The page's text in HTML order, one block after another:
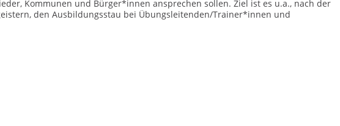
Kommunen und Bürger*innen ansprechen sollen. Ziel ist es u.a., nach der
den Ausbildungsstau bei Übungsleitenden/Trainer*innen und